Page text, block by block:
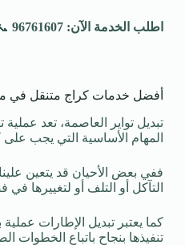
اطلب الخدمة الآن: 96761607
أفضل خدمات كراج متنقل في
تبديل تواير العاصمة، تعد
المهام الأساسية التي يجب
ففي بعض الأحيان قد يتعين
التآكل أو التلف أو لتغييرها
كما يعتبر تبديل الإطارات
تنفيذها بنجاح باتباع الخطوات